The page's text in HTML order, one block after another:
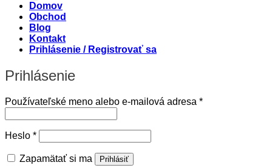
Domov
Obchod
Blog
Kontakt
Prihlásenie / Registrovať sa
Prihlásenie
Používateľské meno alebo e-mailová adresa *Povinné
Heslo *Povinné
Zapamätať si ma Prihlásiť